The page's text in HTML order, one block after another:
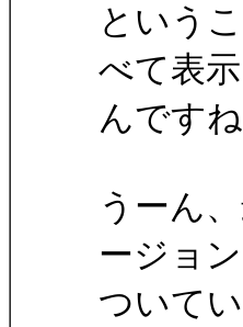
という
べて表
んですね
うーん
ージョ
ついて